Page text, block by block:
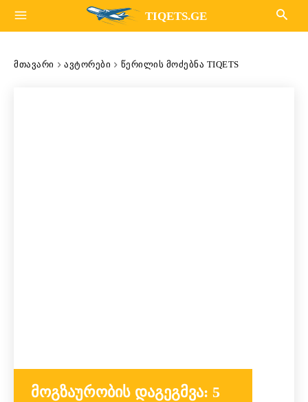
TIQETS.GE
ᲛᲗᲐᲕᲐᲠᲘ ᲐᲕᲢᲝᲠᲔᲑᲘ ᲬᲔᲠᲘᲚᲘᲡ ᲛᲝᲫᲔᲑᲜᲐ TIQETS
მოგზაურობის დაგეგმვა: 5